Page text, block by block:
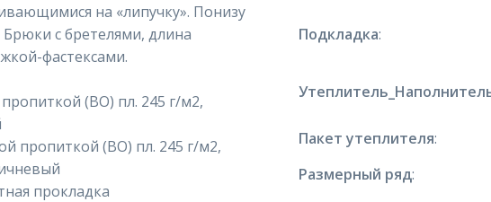
на «липучку». Понизу
с бретелями, длина
фастексами.
(ВО) пл. 245 г/м2,
пропиткой (ВО) пл. 245 г/м2,
прокладка
Подкладка:
Пакет утеплителя:
Размерный ряд: